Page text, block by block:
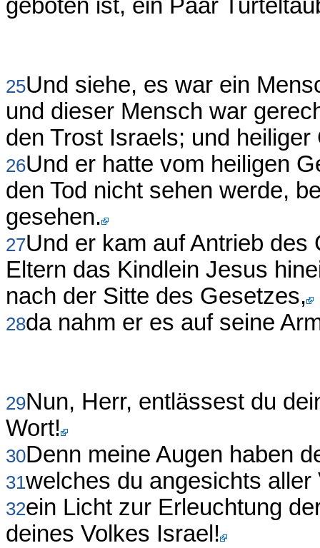
geboten ist, ein Paar
25Und siehe, es war ein
und dieser Mensch war
den Trost Israels; und
26Und er hatte vom heiligen
den Tod nicht sehen werde,
gesehen.
27Und er kam auf Antrieb des
Eltern das Kindlein Jesus
nach der Sitte des Gesetzes,
28da nahm er es auf seine
29Nun, Herr, entlässest du
Wort!
30Denn meine Augen haben
31welches du angesichts
32ein Licht zur Erleuchtung
deines Volkes Israel!